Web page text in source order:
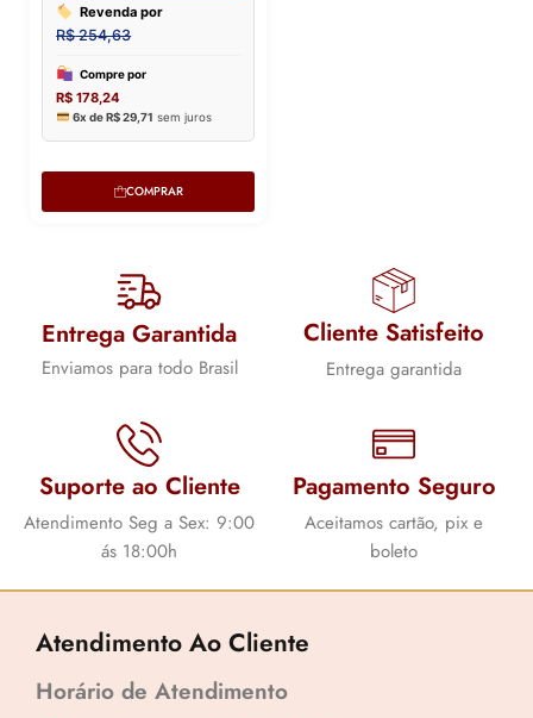
Lucre atéR$ 76,39
Revenda por
Compre por
R$ 178,24
6x deR$29,71sem juros
COMPRAR
Entrega Garantida
Enviamos para todo Brasil
Cliente Satisfeito
Entrega garantida
Suporte ao Cliente
Atendimento Seg a Sex: 9:00
ás 18:00h
Pagamento Seguro
Aceitamos cartão, pix e
boleto
Atendimento Ao Cliente
Horário de Atendimento